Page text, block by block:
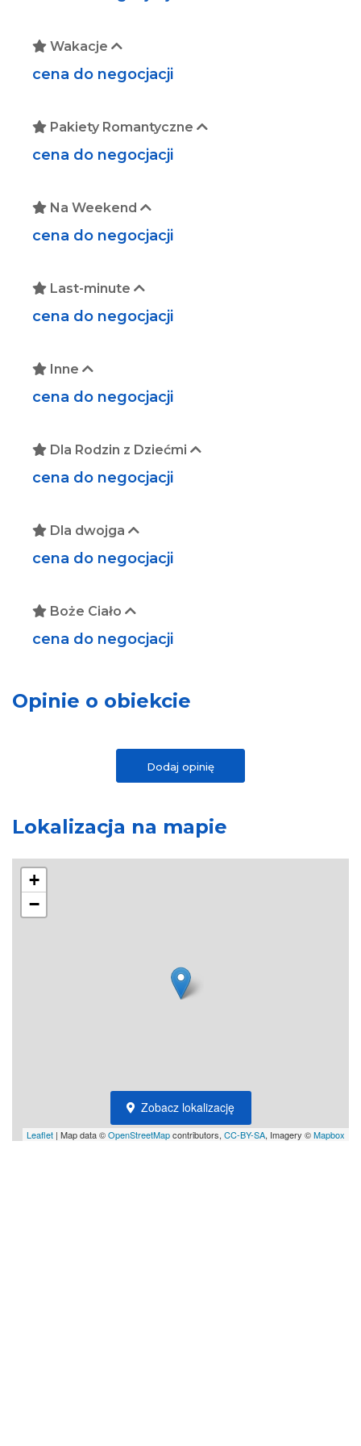
udostępniamy aneks kuchenny dla gości
Wakacje
cena do negocjacji
Pakiety Romantyczne
cena do negocjacji
Na Weekend
cena do negocjacji
Last-minute
cena do negocjacji
Inne
cena do negocjacji
Dla Rodzin z Dziećmi
cena do negocjacji
Dla dwojga
cena do negocjacji
Boże Ciało
cena do negocjacji
Opinie o obiekcie
Dodaj opinię
Lokalizacja na mapie
Zobacz lokalizację
+
−
Leaflet | Map data ©OpenStreetMapcontributors, CC-BY-SA, Imagery ©Mapbox